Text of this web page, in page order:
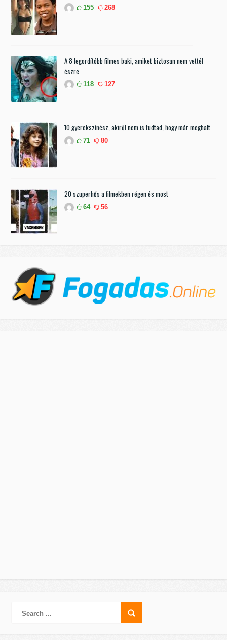
155 268
A 8 legordítóbb filmes baki, amiket biztosan nem vettél
észre
118 127
10 gyerekszínész, akiről nem is tudtad, hogy már meghalt
71 80
20 szuperhős a filmekben régen és most
64 56